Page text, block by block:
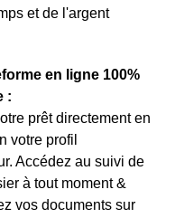
et de l'argent
en ligne 100%
:
prêt directement en
votre profil
Accédez au suivi de
à tout moment &
vos documents sur